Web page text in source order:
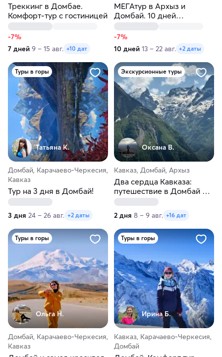
Треккинг в Домбае.
Комфорт-тур с гостиницей
-7%
7 дней 9 – 15 авг. +10 дат
МЕГАтур в Архыз и
Домбай. 10 дней
треккинга
-7%
10 дней 13 – 22 авг. +2 даты
Туры в горы
Татьяна К.
Домбай, Карачаево-Черкесия,
Кавказ
Тур на 3 дня в Домбай!
3 дня 24 – 26 авг. +2 даты
Экскурсионные туры
Оксана В.
Кавказ, Домбай, Архыз
Два сердца Кавказа:
путешествие в Домбай и
Архыз
2 дня 8 – 9 авг. +16 дат
Туры в горы
Ольга Н.
Домбай, Карачаево-Черкесия,
Кавказ
Туры в горы
Ирина Б.
Кавказ, Карачаево-Черкесия,
Домбай